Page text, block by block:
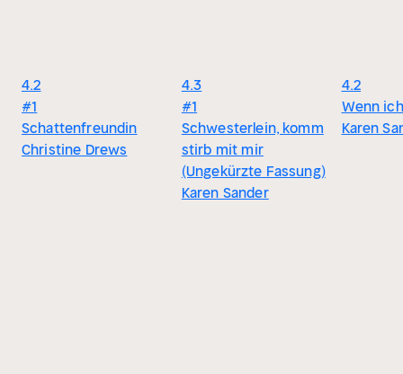
4.2
#1
Schattenfreundin
Christine Drews
4.3
#1
Schwesterlein, komm
stirb mit mir
(Ungekürzte Fassung)
Karen Sander
4.2
Wenn
Karen